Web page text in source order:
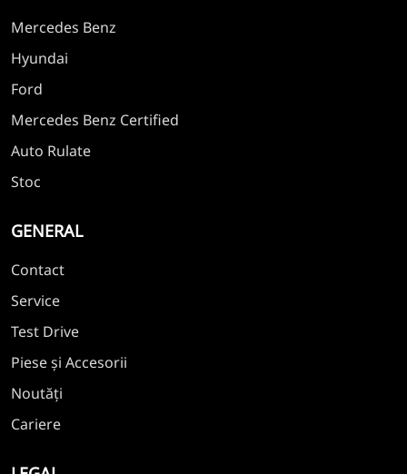
Mercedes Benz
Hyundai
Ford
Mercedes Benz Certified
Auto Rulate
Stoc
GENERAL
Contact
Service
Test Drive
Piese și Accesorii
Noutăți
Cariere